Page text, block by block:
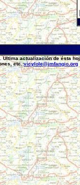
Ultima actualización de ésta
etc.:vicylole@jmfangio.org